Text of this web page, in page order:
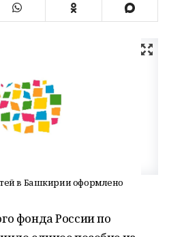
в Башкирии оформлено
фонда России по